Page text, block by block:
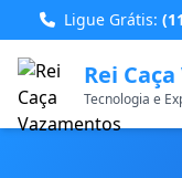
Ligue Grátis:
Rei
Tecnologia e